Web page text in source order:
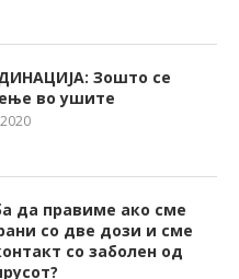
Зошто се
во ушите
да правиме ако сме
со две дози и сме
со заболен од